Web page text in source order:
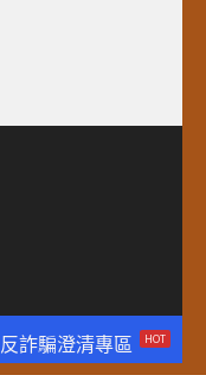
反詐騙澄清專區
HOT